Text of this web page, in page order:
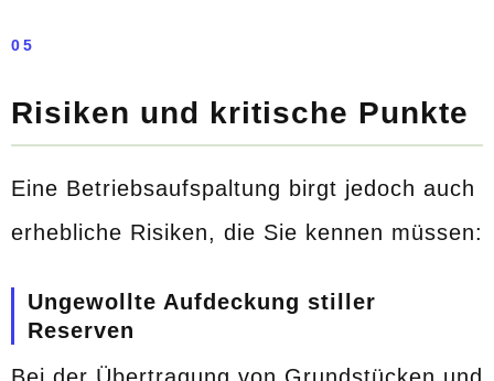
05
Risiken und kritische Punkte
Eine Betriebsaufspaltung birgt jedoch auch
erhebliche Risiken, die Sie kennen müssen:
Ungewollte Aufdeckung stiller
Reserven